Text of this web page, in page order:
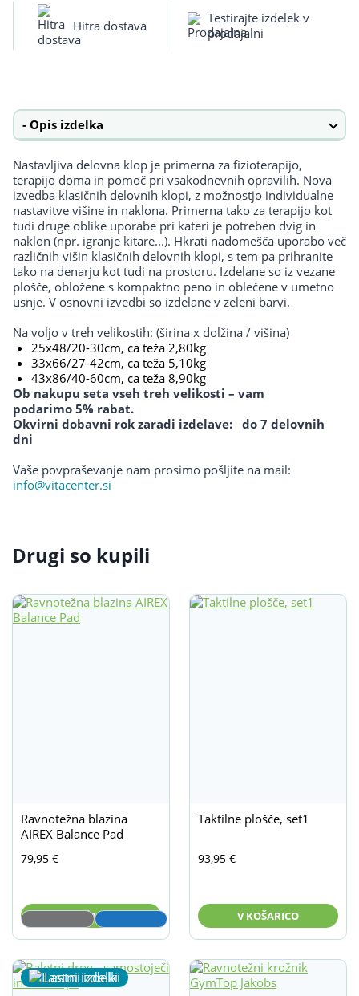
Hitra dostava
Testirajte izdelek v
prodajalni
Opis izdelka
Nastavljiva delovna klop je primerna za fizioterapijo,
terapijo doma in pomoč pri vsakodnevnih opravilih. Nova
izvedba klasičnih delovnih klopi, z možnostjo individualne
nastavitve višine in naklona. Primerna tako za terapijo kot
tudi druge oblike uporabe pri kateri je potreben dvig in
naklon (npr. igranje kitare...). Hkrati nadomešča uporabo več
različnih višin klasičnih delovnih klopi, s tem pa prihranite
tako na denarju kot tudi na prostoru. Izdelane so iz vezane
plošče, obložene s kompaktno peno in oblečene v umetno
usnje. V osnovni izvedbi so izdelane v zeleni barvi.
Na voljo v treh velikostih: (širina x dolžina / višina)
25x48/20-30cm, ca teža 2,80kg
33x66/27-42cm, ca teža 5,10kg
43x86/40-60cm, ca teža 8,90kg
Ob nakupu seta vseh treh velikosti – vam
podarimo 5% rabat.
Okvirni dobavni rok zaradi izdelave: do 7 delovnih
dni
Vaše povpraševanje nam prosimo pošljite na mail:
info@vitacenter.si
Drugi so kupili
Ravnotežna blazina
AIREX Balance Pad
79,95 €
V KOŠARICO
Taktilne plošče, set1
93,95 €
V KOŠARICO
Lastni izdelki